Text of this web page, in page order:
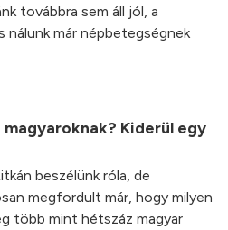
továbbra sem áll jól, a
nálunk már népbetegségnek
Kiderül egy
beszélünk róla, de
megfordult már, hogy milyen
több mint hétszáz magyar